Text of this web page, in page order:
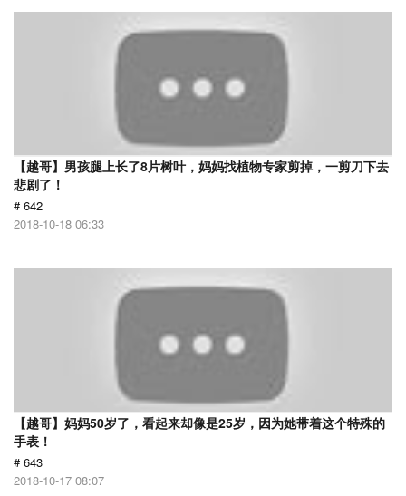
【越哥】男孩腿上长了8片树叶，妈妈找植物专家剪掉，一剪刀下去
悲剧了！
# 642
2018-10-18 06:33
【越哥】妈妈50岁了，看起来却像是25岁，因为她带着这个特殊的
手表！
# 643
2018-10-17 08:07